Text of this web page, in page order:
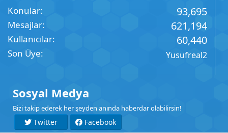
Konular 93,695
Mesajlar 621,194
Kullanıcılar 60,440
Son Üye Yusufreal2
Sosyal Medya
Bizi takip ederek her şeyden anında haberdar olabilirsin!
Twitter Facebook